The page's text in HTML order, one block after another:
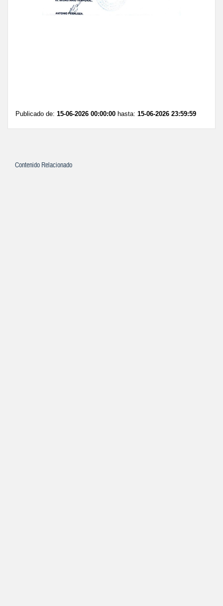
Publicado de: 15-06-2026 00:00:00 hasta: 15-06-2026 23:59:59
Contenido Relacionado